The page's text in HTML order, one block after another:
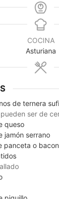
COCINA
Asturiana
de ternera
pueden ser de
queso
jamón serrano
panceta o bacon